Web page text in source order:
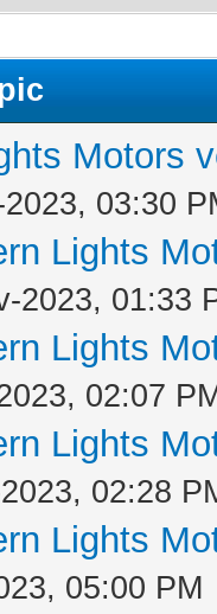
Motors
03:30
Lights
2023, 01:33
Lights
02:07
Lights
02:28
Lights
05:00 PM